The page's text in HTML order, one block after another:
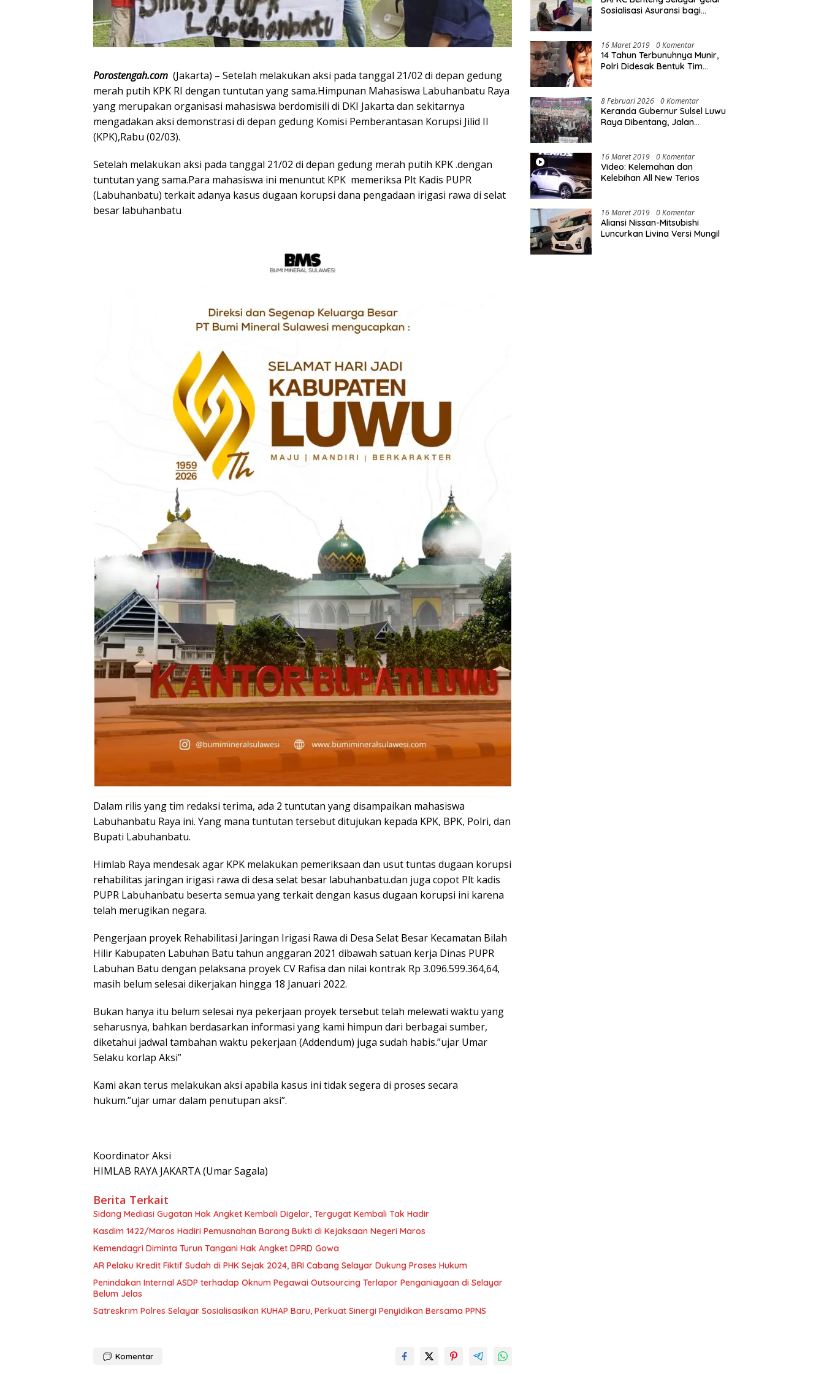
Porostengah.com (Jakarta) – Setelah melakukan aksi pada tanggal 21/02 di depan gedung
merah putih KPK RI dengan tuntutan yang sama.Himpunan Mahasiswa Labuhanbatu Raya
yang merupakan organisasi mahasiswa berdomisili di DKI Jakarta dan sekitarnya
mengadakan aksi demonstrasi di depan gedung Komisi Pemberantasan Korupsi Jilid II
(KPK),Rabu (02/03).
Setelah melakukan aksi pada tanggal 21/02 di depan gedung merah putih KPK .dengan
tuntutan yang sama.Para mahasiswa ini menuntut KPK memeriksa Plt Kadis PUPR
(Labuhanbatu) terkait adanya kasus dugaan korupsi dana pengadaan irigasi rawa di selat
besar labuhanbatu
Dalam rilis yang tim redaksi terima, ada 2 tuntutan yang disampaikan mahasiswa
Labuhanbatu Raya ini. Yang mana tuntutan tersebut ditujukan kepada KPK, BPK, Polri, dan
Bupati Labuhanbatu.
Himlab Raya mendesak agar KPK melakukan pemeriksaan dan usut tuntas dugaan korupsi
rehabilitas jaringan irigasi rawa di desa selat besar labuhanbatu.dan juga copot Plt kadis
PUPR Labuhanbatu beserta semua yang terkait dengan kasus dugaan korupsi ini karena
telah merugikan negara.
Pengerjaan proyek Rehabilitasi Jaringan Irigasi Rawa di Desa Selat Besar Kecamatan Bilah
Hilir Kabupaten Labuhan Batu tahun anggaran 2021 dibawah satuan kerja Dinas PUPR
Labuhan Batu dengan pelaksana proyek CV Rafisa dan nilai kontrak Rp 3.096.599.364,64,
masih belum selesai dikerjakan hingga 18 Januari 2022.
Bukan hanya itu belum selesai nya pekerjaan proyek tersebut telah melewati waktu yang
seharusnya, bahkan berdasarkan informasi yang kami himpun dari berbagai sumber,
diketahui jadwal tambahan waktu pekerjaan (Addendum) juga sudah habis.”ujar Umar
Selaku korlap Aksi”
Kami akan terus melakukan aksi apabila kasus ini tidak segera di proses secara
hukum.”ujar umar dalam penutupan aksi”.
Koordinator Aksi
HIMLAB RAYA JAKARTA (Umar Sagala)
Berita Terkait
Sidang Mediasi Gugatan Hak Angket Kembali Digelar, Tergugat Kembali Tak Hadir
Kasdim 1422/Maros Hadiri Pemusnahan Barang Bukti di Kejaksaan Negeri Maros
Kemendagri Diminta Turun Tangani Hak Angket DPRD Gowa
AR Pelaku Kredit Fiktif Sudah di PHK Sejak 2024, BRI Cabang Selayar Dukung Proses Hukum
Penindakan Internal ASDP terhadap Oknum Pegawai Outsourcing Terlapor Penganiayaan di Selayar
Belum Jelas
Satreskrim Polres Selayar Sosialisasikan KUHAP Baru, Perkuat Sinergi Penyidikan Bersama PPNS
Komentar
Sosialisasi Asuransi bagi
16 Maret 2019 0 Komentar
14 Tahun Terbunuhnya Munir,
Polri Didesak Bentuk Tim
8 Februari 2026 0 Komentar
Keranda Gubernur Sulsel Luwu
Raya Dibentang, Jalan
16 Maret 2019 0 Komentar
Video: Kelemahan dan
Kelebihan All New Terios
16 Maret 2019 0 Komentar
Aliansi Nissan-Mitsubishi
Luncurkan Livina Versi Mungil